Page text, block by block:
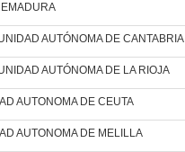
AUTÓNOMA DE CANTABRIA
AUTÓNOMA DE LA RIOJA
AUTONOMA DE CEUTA
AUTONOMA DE MELILLA